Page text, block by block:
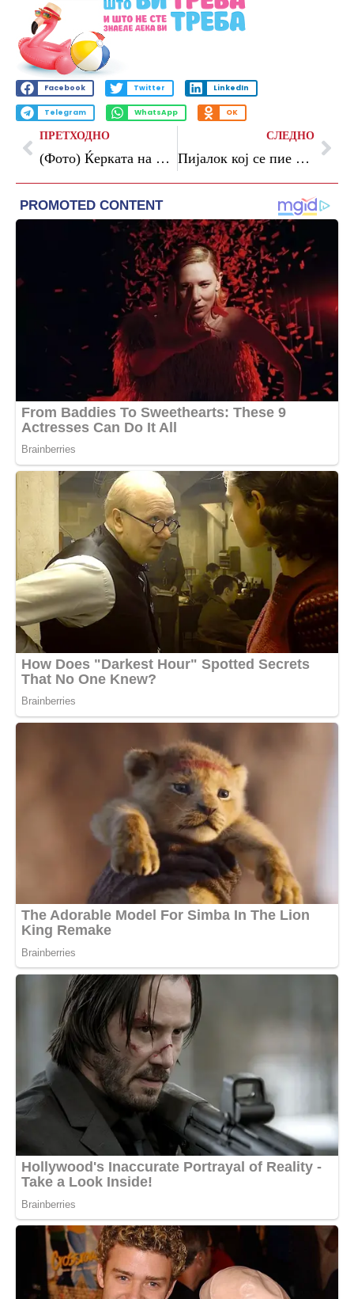
Facebook Twitter LinkedIn
Telegram WhatsApp OK
ПРЕТХОДНО
(Фото) Ќерката на Џенифер Лопез го смени името: Се претставува како Оскар
СЛЕДНО
Пијалок кој се пие на празен стомак и топи масти во првата недела